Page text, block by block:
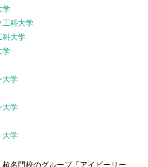
学
工科大学
科大学
学
大学
大学
大学
超名門校のグループ「アイビーリー